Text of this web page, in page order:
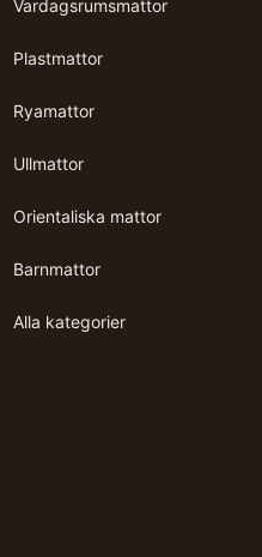
Vardagsrumsmattor
Plastmattor
Ryamattor
Ullmattor
Orientaliska mattor
Barnmattor
Alla kategorier